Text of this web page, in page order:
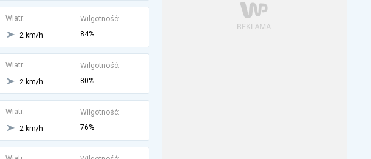
Wiatr:
2 km/h
Wilgotność:
84%
Wiatr:
2 km/h
Wilgotność:
80%
Wiatr:
2 km/h
Wilgotność:
76%